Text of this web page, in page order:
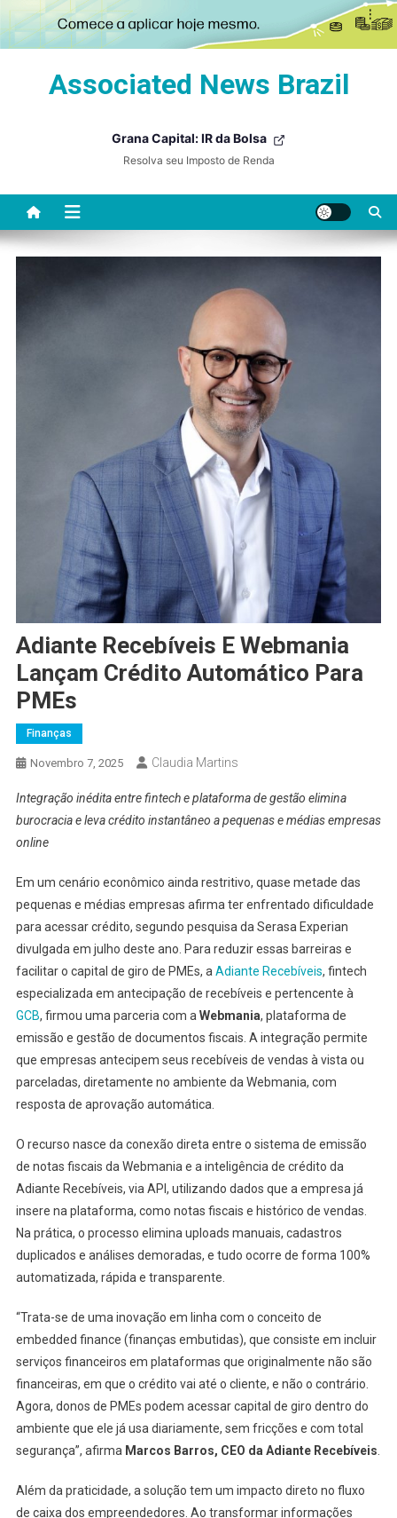
Associated News Brazil
Grana Capital: IR da Bolsa
Resolva seu Imposto de Renda
Adiante Recebíveis E Webmania
Lançam Crédito Automático Para
PMEs
Finanças
Novembro 7, 2025 Claudia Martins
Integração inédita entre fintech e plataforma de gestão elimina
burocracia e leva crédito instantâneo a pequenas e médias empresas
online
Em um cenário econômico ainda restritivo, quase metade das
pequenas e médias empresas afirma ter enfrentado dificuldade
para acessar crédito, segundo pesquisa da Serasa Experian
divulgada em julho deste ano. Para reduzir essas barreiras e
facilitar o capital de giro de PMEs, a Adiante Recebíveis, fintech
especializada em antecipação de recebíveis e pertencente à
GCB, firmou uma parceria com a Webmania, plataforma de
emissão e gestão de documentos fiscais. A integração permite
que empresas antecipem seus recebíveis de vendas à vista ou
parceladas, diretamente no ambiente da Webmania, com
resposta de aprovação automática.
O recurso nasce da conexão direta entre o sistema de emissão
de notas fiscais da Webmania e a inteligência de crédito da
Adiante Recebíveis, via API, utilizando dados que a empresa já
insere na plataforma, como notas fiscais e histórico de vendas.
Na prática, o processo elimina uploads manuais, cadastros
duplicados e análises demoradas, e tudo ocorre de forma 100%
automatizada, rápida e transparente.
“Trata-se de uma inovação em linha com o conceito de
embedded finance (finanças embutidas), que consiste em incluir
serviços financeiros em plataformas que originalmente não são
financeiras, em que o crédito vai até o cliente, e não o contrário.
Agora, donos de PMEs podem acessar capital de giro dentro do
ambiente que ele já usa diariamente, sem fricções e com total
segurança”, afirma Marcos Barros, CEO da Adiante Recebíveis
Além da praticidade, a solução tem um impacto direto no fluxo
de caixa dos empreendedores. Ao transformar informações